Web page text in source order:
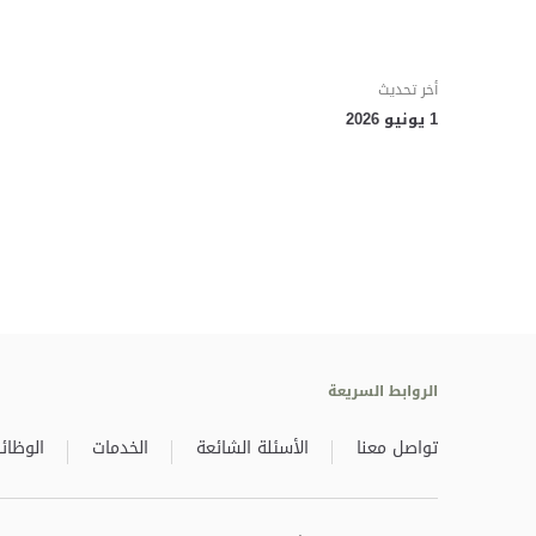
أخر تحديث
1 يونيو 2026
الروابط السريعة
تواصل معنا الأسئلة الشائعة الخدمات